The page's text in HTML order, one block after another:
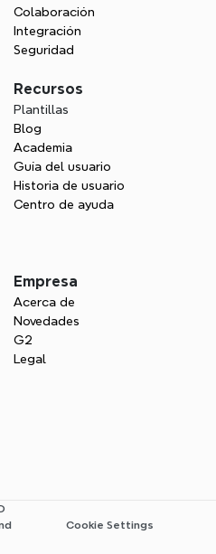
olvídate de la página en
Colaboración
Integración
Seguridad
Recursos
Plantillas
Blog
Academia
Guía del usuario
Historia de usuario
Centro de ayuda
Empresa
Acerca de
Novedades
G2
Legal
Cookie Settings